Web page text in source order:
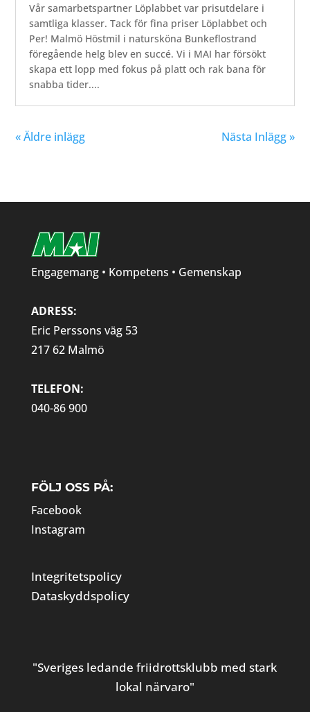
Vår samarbetspartner Löplabbet var prisutdelare i
samtliga klasser. Tack för fina priser Löplabbet och
Per! Malmö Höstmil i natursköna Bunkeflostrand
föregående helg blev en succé. Vi i MAI har försökt
skapa ett lopp med fokus på platt och rak bana för
snabba tider....
« Äldre inlägg Nästa Inlägg »
Engagemang • Kompetens • Gemenskap
ADRESS:
Eric Perssons väg 53
217 62 Malmö
TELEFON:
040-86 900
FÖLJ OSS PÅ:
Facebook
Instagram
Integritetspolicy
Dataskyddspolicy
"Sveriges ledande friidrottsklubb med stark
lokal närvaro"